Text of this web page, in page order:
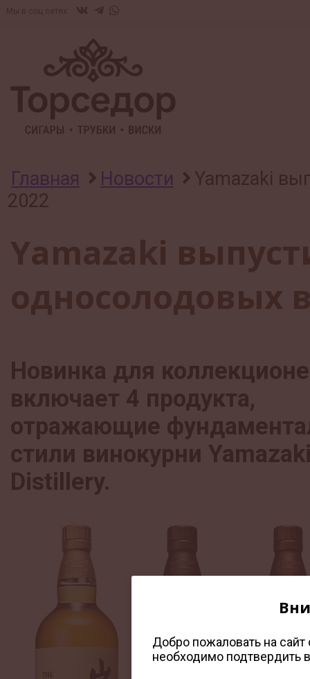
Главная Новости
Yamazaki
2022
Yamazaki
односолодовых
Новинка для
включает 4 продукта,
отражающие
стили винокурни
Distillery.
Добро пожаловать на
необходимо подтвердить